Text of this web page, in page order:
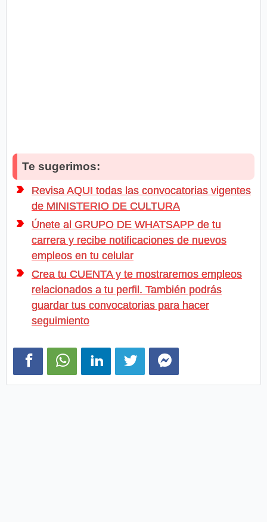
Te sugerimos:
Revisa AQUI todas las convocatorias vigentes
de MINISTERIO DE CULTURA
Únete al GRUPO DE WHATSAPP de tu
carrera y recibe notificaciones de nuevos
empleos en tu celular
Crea tu CUENTA y te mostraremos empleos
relacionados a tu perfil. También podrás
guardar tus convocatorias para hacer
seguimiento